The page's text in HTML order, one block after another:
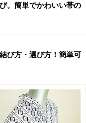
。簡単でかわいい帯の
び方・選び方！簡単可